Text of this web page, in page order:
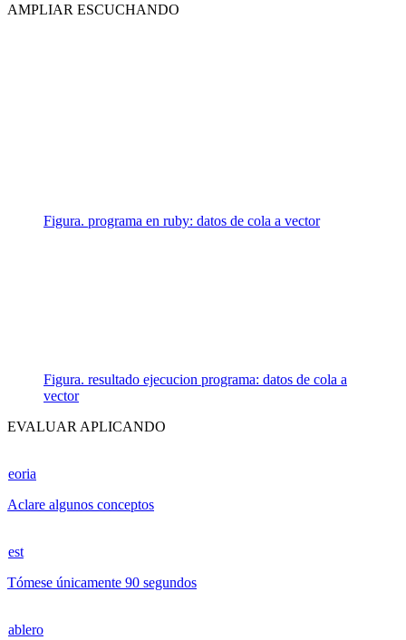
AMPLIAR ESCUCHANDO
Figura. programa en ruby: datos de cola a vector
Figura. resultado ejecucion programa: datos de cola a
vector
EVALUAR APLICANDO
eoria
Aclare algunos conceptos
est
Tómese únicamente 90 segundos
ablero